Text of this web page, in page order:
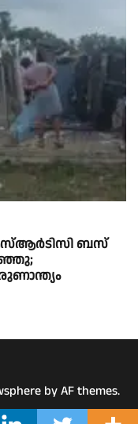
ബസ്
by AF themes.